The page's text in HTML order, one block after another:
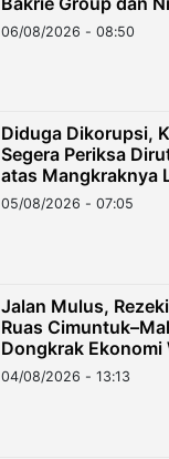
06/08/2026 - 08:50
Diduga Dikorupsi,
Segera Periksa
atas Mangkraknya
05/08/2026 - 07:05
Jalan Mulus,
Ruas
Dongkrak Ekonomi
04/08/2026 - 13:13